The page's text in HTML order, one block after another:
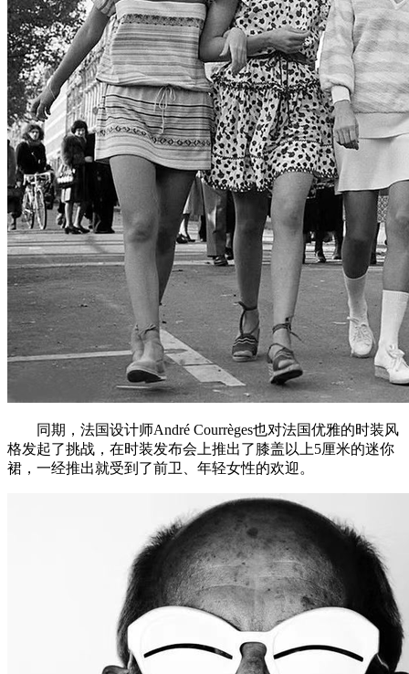
同期，法国设计师André Courrèges也对法国优雅的时装风
格发起了挑战，在时装发布会上推出了膝盖以上5厘米的迷你
裙，一经推出就受到了前卫、年轻女性的欢迎。